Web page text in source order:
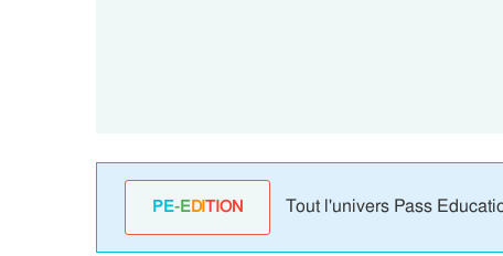
PE-EDITION Tout l'univers Pass